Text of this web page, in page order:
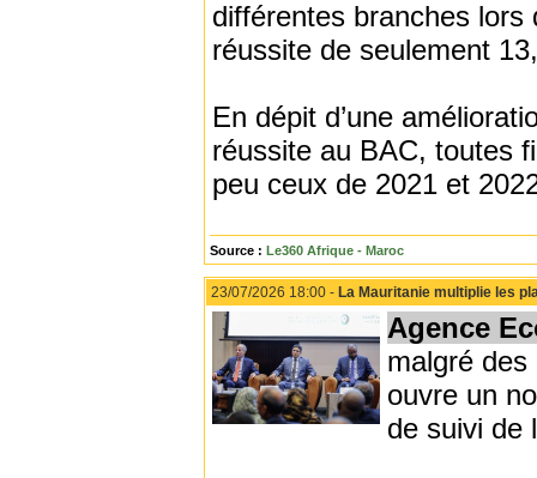
différentes branches
réussite de seulement
En dépit d’une
réussite au BAC, toutes
peu ceux de 2021 et
Source : Le360 Afrique - Maroc
23/07/2026 18:00 - La Mauritanie multiplie les
Agence
malgré des
ouvre un
de suivi de